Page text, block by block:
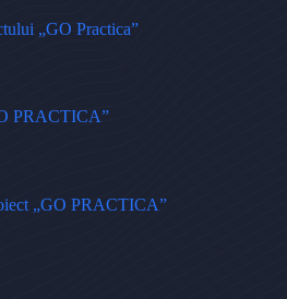
„GO Practica”
PRACTICA”
„GO PRACTICA”